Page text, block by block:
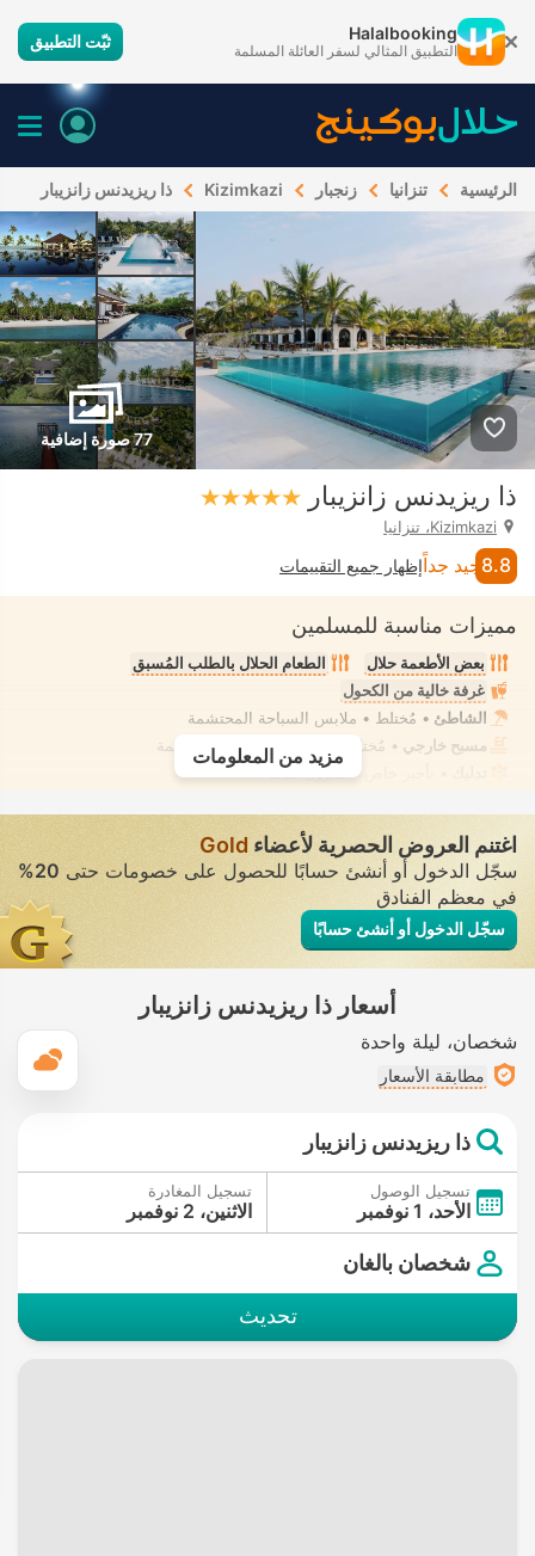
Halalbooking
التطبيق المثالي لسفر العائلة المسلمة ثبّت التطبيق
الرئيسية تنزانيا زنجبار Kizimkazi ذا ريزيدنس زانزيبار
77 صورة إضافية
ذا ريزيدنس زانزيبار
Kizimkazi، تنزانيا
8.8 جيد جداًإظهار جميع التقييمات
مميزات مناسبة للمسلمين
بعض الأطعمة حلال
الطعام الحلال بالطلب المُسبق
غرفة خالية من الكحول
الشاطئ • مُختلط • ملابس السباحة المحتشمة
مسبح خارجي • مُختلط • ملابس السباحة المحتشمة
• تأجير خاص • معزول تمامًا
مزيد من المعلومات
اغتنم العروض الحصرية لأعضاء Gold
سجّل الدخول أو أنشئ حسابًا للحصول على خصومات حتى20%
في معظم الفنادق
سجّل الدخول أو أنشئ حسابًا
أسعار ذا ريزيدنس زانزيبار
شخصان ليلة واحدة
مطابقة الأسعار
ذا ريزيدنس زانزيبار
تسجيل الوصول
الأحد، 1 نوفمبر
تسجيل المغادرة
الاثنين، 2 نوفمبر
شخصان بالغان
تحديث